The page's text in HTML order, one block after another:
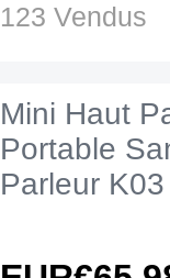
123 Vendus
Mini Haut
Portable
Parleur